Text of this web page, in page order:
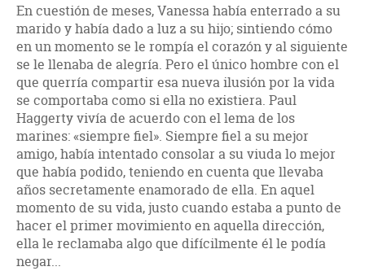
En cuestión de meses, Vanessa había enterrado a su
marido y había dado a luz a su hijo; sintiendo cómo
en un momento se le rompía el corazón y al siguiente
se le llenaba de alegría. Pero el único hombre con el
que querría compartir esa nueva ilusión por la vida
se comportaba como si ella no existiera. Paul
Haggerty vivía de acuerdo con el lema de los
marines: «siempre fiel». Siempre fiel a su mejor
amigo, había intentado consolar a su viuda lo mejor
que había podido, teniendo en cuenta que llevaba
años secretamente enamorado de ella. En aquel
momento de su vida, justo cuando estaba a punto de
hacer el primer movimiento en aquella dirección,
ella le reclamaba algo que difícilmente él le podía
negar...